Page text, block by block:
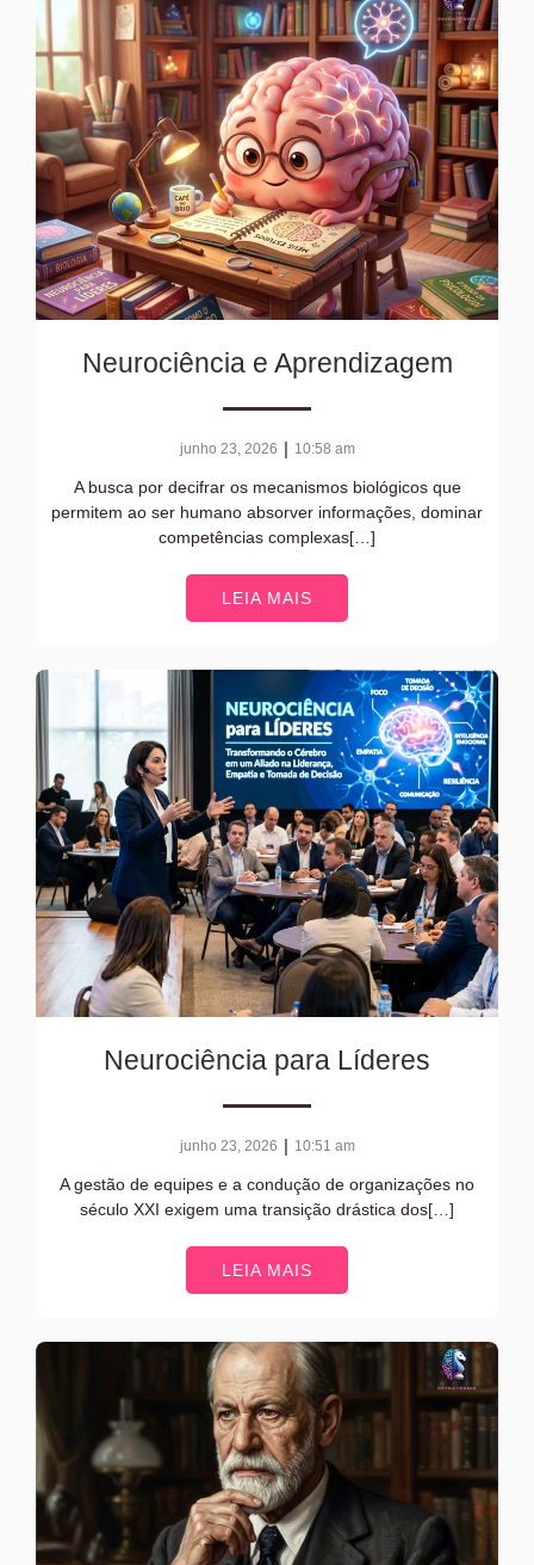
Neurociência e Aprendizagem
junho 23, 2026 | 10:58 am
A busca por decifrar os mecanismos biológicos que
permitem ao ser humano absorver informações, dominar
competências complexas[…]
LEIA MAIS
Neurociência para Líderes
junho 23, 2026 | 10:51 am
A gestão de equipes e a condução de organizações no
século XXI exigem uma transição drástica dos[…]
LEIA MAIS